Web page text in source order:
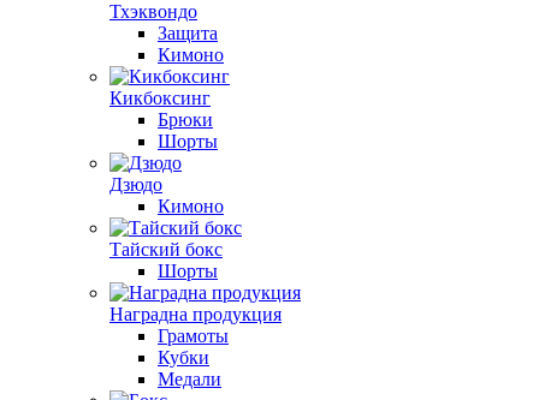
Тхэквондо
Защита
Кимоно
Кикбоксинг
Брюки
Шорты
Дзюдо
Кимоно
Тайский бокс
Шорты
Наградна продукция
Грамоты
Кубки
Медали